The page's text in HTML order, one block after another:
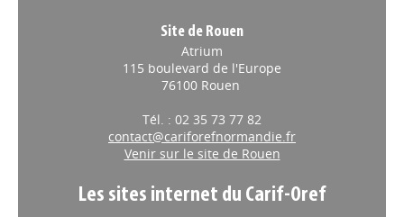
Site de Rouen
Atrium
115 boulevard de l'Europe
76100 Rouen
Tél. : 02 35 73 77 82
contact@cariforefnormandie.fr
Venir sur le site de Rouen
Les sites internet du Carif-Oref